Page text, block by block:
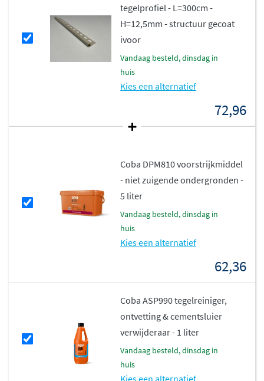
tegelprofiel - L=300cm -
H=12,5mm - structuur gecoat
ivoor
vandaag besteld, dinsdag in
huis
Kies een alternatief
72,96
Coba DPM810 voorstrijkmiddel
- niet zuigende ondergronden -
5 liter
vandaag besteld, dinsdag in
huis
Kies een alternatief
62,36
Coba ASP990 tegelreiniger,
ontvetting & cementsluier
verwijderaar - 1 liter
vandaag besteld, dinsdag in
huis
Kies een alternatief